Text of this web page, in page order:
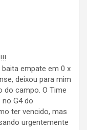
empate em 0 x
deixou para mim
do campo. O Time
G4 do
ter vencido, mas
urgentemente